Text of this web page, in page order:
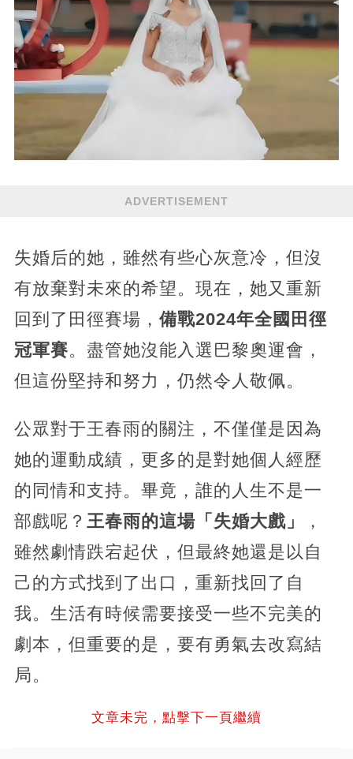
ADVERTISEMENT
失婚后的她，雖然有些心灰意冷，但沒
有放棄對未來的希望。現在，她又重新
回到了田徑賽場， 備戰2024年全國田徑
冠軍賽。盡管她沒能入選巴黎奧運會，
但這份堅持和努力，仍然令人敬佩。
公眾對于王春雨的關注，不僅僅是因為
她的運動成績，更多的是對她個人經歷
的同情和支持。畢竟，誰的人生不是一
部戲呢？ 王春雨的這場「失婚大戲」
，
雖然劇情跌宕起伏，但最終她還是以自
己的方式找到了出口，重新找回了自
我。生活有時候需要接受一些不完美的
劇本，但重要的是，要有勇氣去改寫結
局。
文章未完，點擊下一頁繼續